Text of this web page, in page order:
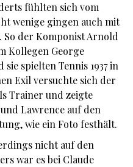
fühlten sich vom
wenige gingen auch mit
So der Komponist Arnold
Kollegen George
spielten Tennis 1937 in
Exil versuchte sich der
Trainer und zeigte
Lawrence auf den
wie ein Foto festhält.
nicht auf den
war es bei Claude